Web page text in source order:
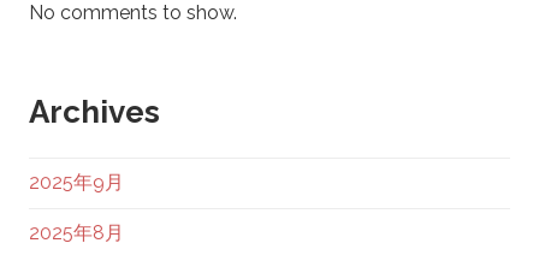
No comments to show.
Archives
2025年9月
2025年8月